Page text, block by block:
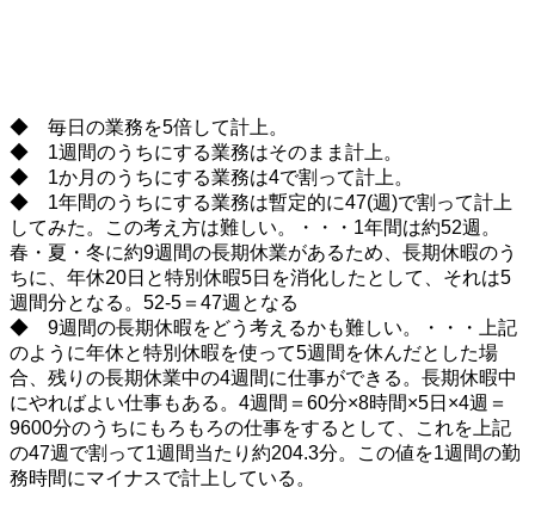
◆ 毎日の業務を5倍して計上。
◆ 1週間のうちにする業務はそのまま計上。
◆ 1か月のうちにする業務は4で割って計上。
◆ 1年間のうちにする業務は暫定的に47(週)で割って計上
してみた。この考え方は難しい。・・・1年間は約52週。
春・夏・冬に約9週間の長期休業があるため、長期休暇のう
ちに、年休20日と特別休暇5日を消化したとして、それは5
週間分となる。52-5＝47週となる
◆ 9週間の長期休暇をどう考えるかも難しい。・・・上記
のように年休と特別休暇を使って5週間を休んだとした場
合、残りの長期休業中の4週間に仕事ができる。長期休暇中
にやればよい仕事もある。4週間＝60分×8時間×5日×4週＝
9600分のうちにもろもろの仕事をするとして、これを上記
の47週で割って1週間当たり約204.3分。この値を1週間の勤
務時間にマイナスで計上している。